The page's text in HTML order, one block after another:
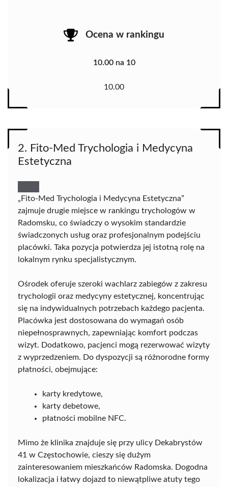
Ocena w rankingu
10.00 na 10
10.00
2. Fito-Med Trychologia i Medycyna
Estetyczna
„Fito-Med Trychologia i Medycyna Estetyczna”
zajmuje drugie miejsce w rankingu trychologów w
Radomsku, co świadczy o wysokim standardzie
świadczonych usług oraz profesjonalnym podejściu
placówki. Taka pozycja potwierdza jej istotną rolę na
lokalnym rynku specjalistycznym.
Ośrodek oferuje szeroki wachlarz zabiegów z zakresu
trychologii oraz medycyny estetycznej, koncentrując
się na indywidualnych potrzebach każdego pacjenta.
Placówka jest dostosowana do wymagań osób
niepełnosprawnych, zapewniając komfort podczas
wizyt. Dodatkowo, pacjenci mogą rezerwować wizyty
z wyprzedzeniem. Do dyspozycji są różnorodne formy
płatności, obejmujące:
karty kredytowe,
karty debetowe,
płatności mobilne NFC.
Mimo że klinika znajduje się przy ulicy Dekabrystów
41 w Częstochowie, cieszy się dużym
zainteresowaniem mieszkańców Radomska. Dogodna
lokalizacja i łatwy dojazd to niewątpliwe atuty tego